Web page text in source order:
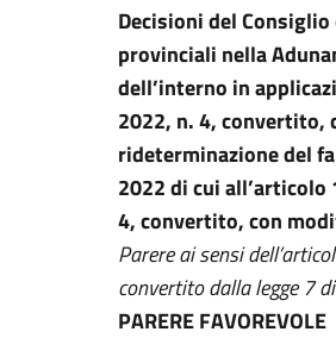
Decisioni del
provinciali nella
dell’interno in
2022, n. 4, convertito,
rideterminazione del
2022 di cui
4, convertito, con
Parere ai sensi
convertito dalla legge 7
PARERE FAVOREVOLE